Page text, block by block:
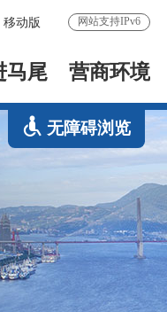
移动版 网站支持IPv6
马尾 营商环境
无障碍浏览